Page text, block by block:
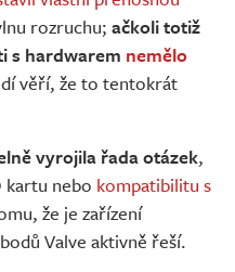
rozruchu; ačkoli totiž
s hardwarem nemělo
věří, že to tentokrát
vyrojila řada otázek,
kartu nebo kompatibilitu s
že je zařízení
Valve aktivně řeší.